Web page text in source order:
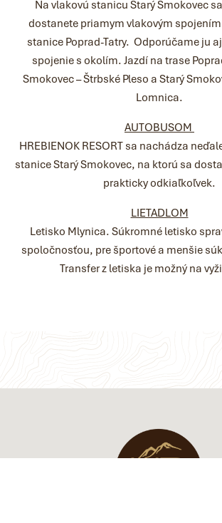
Na vlakovú stanicu Starý Smokovec
dostanete priamym vlakovým
stanice Poprad-Tatry. Odporúčame ju
spojenie s okolím. Jazdí na trase
Smokovec – Štrbské Pleso a Starý
Lomnica.
AUTOBUSOM
HREBIENOK RESORT sa nachádza
stanice Starý Smokovec, na ktorú sa
prakticky odkiaľkoľvek.
LIETADLOM
Letisko Mlynica. Súkromné letisko
spoločnosťou, pre športové a menšie
Transfer z letiska je možný na